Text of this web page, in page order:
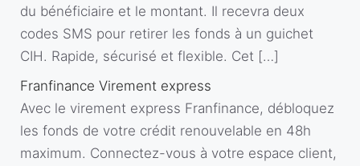
du bénéficiaire et le montant. Il recevra deux
codes SMS pour retirer les fonds à un guichet
CIH. Rapide, sécurisé et flexible. Cet […]
Franfinance Virement express
Avec le virement express Franfinance, débloquez
les fonds de votre crédit renouvelable en 48h
maximum. Connectez-vous à votre espace client,